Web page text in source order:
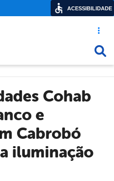
Acesso
Cohab
e
Cabrobó
iluminação
ACESSIBILIDADE